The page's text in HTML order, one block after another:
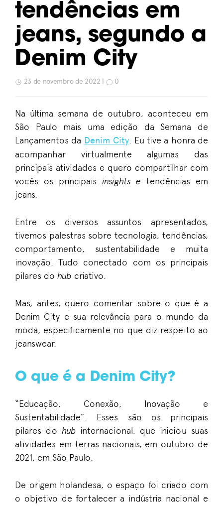
tendências em
jeans, segundo a
Denim City
23 de novembro de 2022 | 0
Na última semana de outubro, aconteceu em
São Paulo mais uma edição da Semana de
Lançamentos da Denim City . Eu tive a honra de
acompanhar virtualmente algumas das
principais atividades e quero compartilhar com
vocês os principais insights e tendências em
jeans.
Entre os diversos assuntos apresentados,
tivemos palestras sobre tecnologia, tendências,
comportamento, sustentabilidade e muita
inovação. Tudo conectado com os principais
pilares dohub criativo.
Mas, antes, quero comentar sobre o que é a
Denim City e sua relevância para o mundo da
moda, especificamente no que diz respeito ao
jeanswear.
O que é a Denim City?
“Educação, Conexão, Inovação e
Sustentabilidade”. Esses são os principais
pilares do hub internacional, que iniciou suas
atividades em terras nacionais, em outubro de
2021, em São Paulo.
De origem holandesa, o espaço foi criado com
o objetivo de fortalecer a indústria nacional e